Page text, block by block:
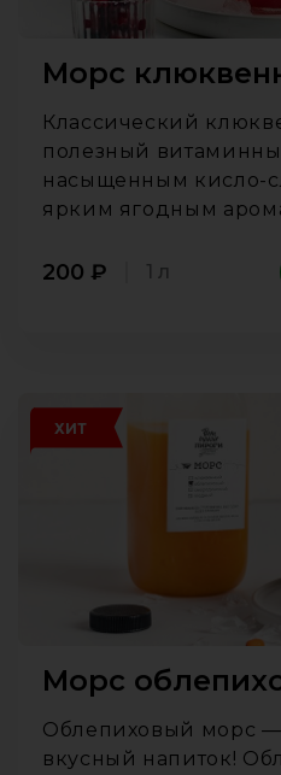
Морс
Классический
полезный
насыщенным кисло-
ярким ягодным
200 ₽ 1 л
ХИТ
Морс
Облепиховый морс
вкусный напиток!